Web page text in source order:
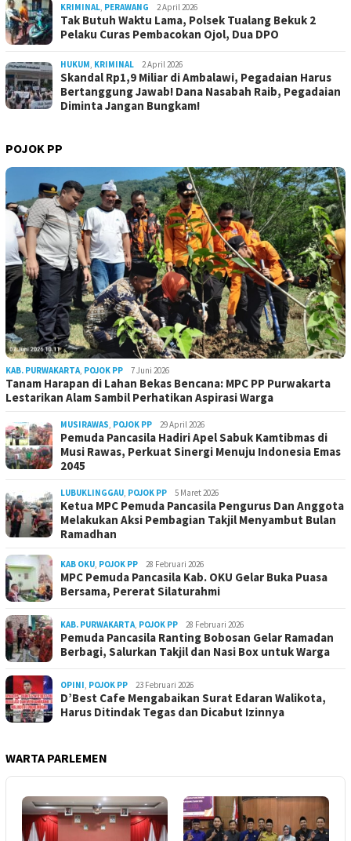
KRIMINAL, PERAWANG 2 April 2026
Tak Butuh Waktu Lama, Polsek Tualang Bekuk 2
Pelaku Curas Pembacokan Ojol, Dua DPO
HUKUM, KRIMINAL 2 April 2026
Skandal Rp1,9 Miliar di Ambalawi, Pegadaian Harus
Bertanggung Jawab! Dana Nasabah Raib, Pegadaian
Diminta Jangan Bungkam!
POJOK PP
KAB. PURWAKARTA, POJOK PP 7 Juni 2026
Tanam Harapan di Lahan Bekas Bencana: MPC PP Purwakarta
Lestarikan Alam Sambil Perhatikan Aspirasi Warga
MUSIRAWAS, POJOK PP 29 April 2026
Pemuda Pancasila Hadiri Apel Sabuk Kamtibmas di
Musi Rawas, Perkuat Sinergi Menuju Indonesia Emas
2045
LUBUKLINGGAU, POJOK PP 5 Maret 2026
Ketua MPC Pemuda Pancasila Pengurus Dan Anggota
Melakukan Aksi Pembagian Takjil Menyambut Bulan
Ramadhan
KAB OKU, POJOK PP 28 Februari 2026
MPC Pemuda Pancasila Kab. OKU Gelar Buka Puasa
Bersama, Pererat Silaturahmi
KAB. PURWAKARTA, POJOK PP 28 Februari 2026
Pemuda Pancasila Ranting Bobosan Gelar Ramadan
Berbagi, Salurkan Takjil dan Nasi Box untuk Warga
OPINI, POJOK PP 23 Februari 2026
D’Best Cafe Mengabaikan Surat Edaran Walikota,
Harus Ditindak Tegas dan Dicabut Izinnya
WARTA PARLEMEN